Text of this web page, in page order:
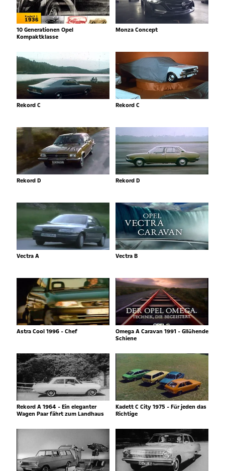
10 Generationen Opel
Kompaktklasse
Monza Concept
Rekord C Rekord C
Rekord D Rekord D
Vectra A Vectra B
Astra Cool 1996 - Chef
Omega A Caravan 1991 - Gllühende
Schiene
Rekord A 1964 - Ein eleganter
Wagen Paar fährt zum Landhaus
Kadett C City 1975 - Für jeden das
Richtige